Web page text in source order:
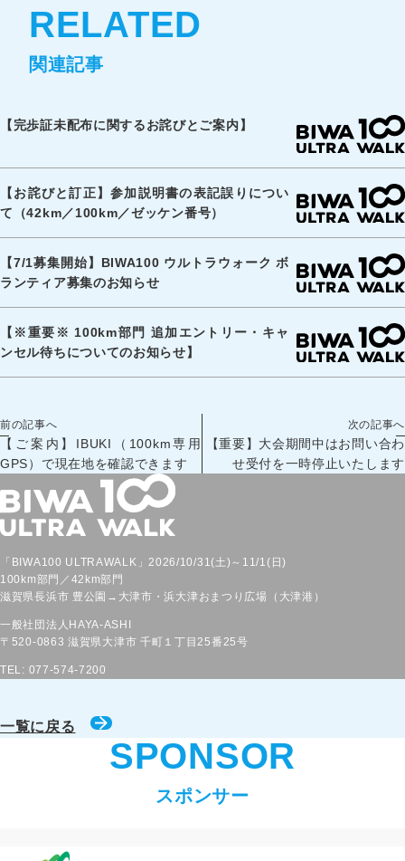
関連記事
RELATED
【完歩証未配布に関するお詫びとご案内】
【お詫びと訂正】参加説明書の表記誤りについ
て（42km／100km／ゼッケン番号）
【7/1募集開始】BIWA100 ウルトラウォーク ボ
ランティア募集のお知らせ
【※重要※ 100km部門 追加エントリー・キャ
ンセル待ちについてのお知らせ】
前の記事へ
【ご案内】IBUKI（100km専用
GPS）で現在地を確認できます
次の記事へ
【重要】大会期間中はお問い合わ
せ受付を一時停止いたします
「BIWA100 ULTRAWALK」2026/10/31(土)～11/1(日)
100km部門／42km部門
滋賀県長浜市 豊公園→大津市・浜大津おまつり広場（大津港）
一般社団法人HAYA-ASHI
〒520-0863 滋賀県大津市 千町１丁目25番25号
TEL: 077-574-7200
一覧に戻る
スポンサー
SPONSOR